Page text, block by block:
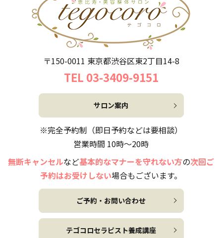
〒150-0011 東京都渋谷区東2丁目14-8
TEL 03-3409-9151
サロン案内
※完全予約制（即日予約などは要相談）
営業時間 10時～20時
無断キャンセルなど基本的なマナーを守れない方の次回ご
予約はお受けしない場合もございます。
ご予約・お問い合わせ
テゴコロセラピスト養成講座